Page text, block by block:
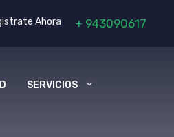
Ahora + 943090617
SERVICIOS